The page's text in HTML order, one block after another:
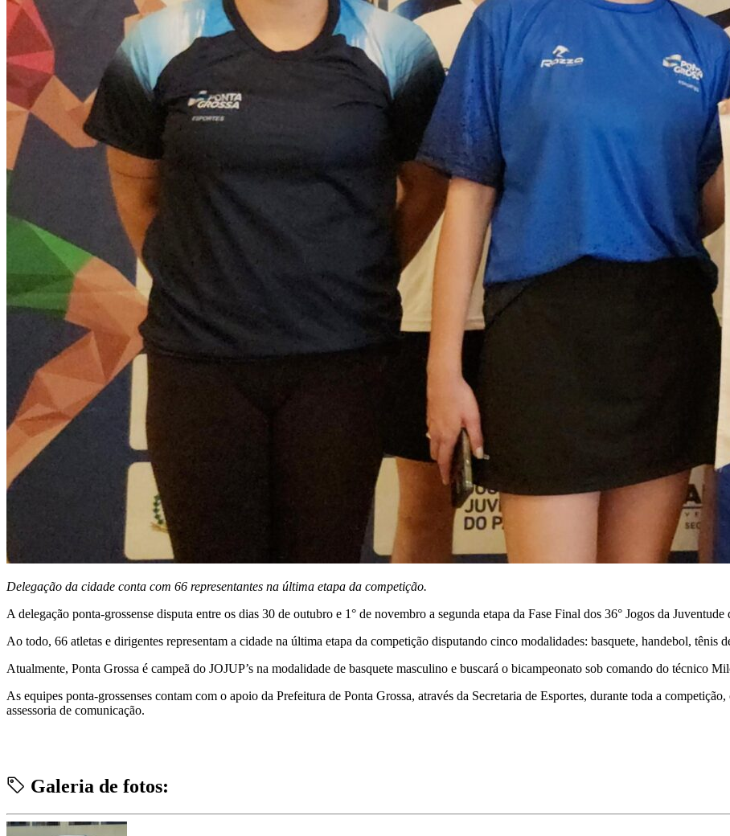
Delegação da cidade conta com 66 representantes na última etapa da competição.
A delegação ponta-grossense disputa entre os dias 30 de outubro e 1° de novembro a segunda etapa da Fase Final dos 36° Jogos da
Ao todo, 66 atletas e dirigentes representam a cidade na última etapa da competição disputando cinco modalidades: basquete, handebol, tênis
Atualmente, Ponta Grossa é campeã do JOJUP’s na modalidade de basquete masculino e buscará o bicampeonato sob comando do técnico
As equipes ponta-grossenses contam com o apoio da Prefeitura de Ponta Grossa, através da Secretaria de Esportes, durante toda a
assessoria de comunicação.
Galeria de fotos: